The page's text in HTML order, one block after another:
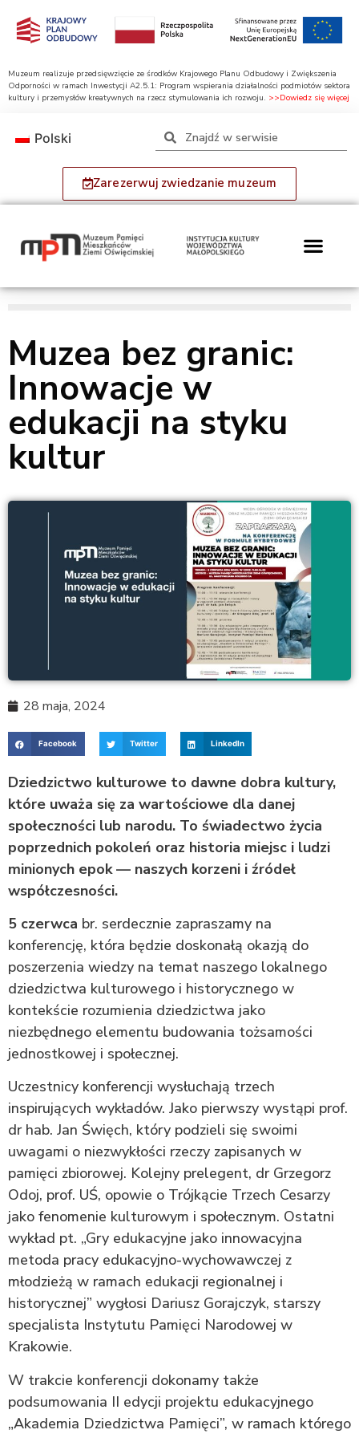
Muzeum realizuje przedsięwzięcie ze środków Krajowego Planu Odbudowy i Zwiększenia
Odporności w ramach Inwestycji A2.5.1: Program wspierania działalności podmiotów sektora
kultury i przemysłów kreatywnych na rzecz stymulowania ich rozwoju. >>Dowiedz się więcej
Zarezerwuj zwiedzanie muzeum
Polski
Muzea bez granic:
Innowacje w
edukacji na styku
kultur
28 maja, 2024
Facebook Twitter LinkedIn
Dziedzictwo kulturowe to dawne dobra kultury,
które uważa się za wartościowe dla danej
społeczności lub narodu. To świadectwo życia
poprzednich pokoleń oraz historia miejsc i ludzi
minionych epok — naszych korzeni i źródeł
współczesności.
5 czerwca br. serdecznie zapraszamy na
konferencję, która będzie doskonałą okazją do
poszerzenia wiedzy na temat naszego lokalnego
dziedzictwa kulturowego i historycznego w
kontekście rozumienia dziedzictwa jako
niezbędnego elementu budowania tożsamości
jednostkowej i społecznej.
Uczestnicy konferencji wysłuchają trzech
inspirujących wykładów. Jako pierwszy wystąpi prof.
dr hab. Jan Święch, który podzieli się swoimi
uwagami o niezwykłości rzeczy zapisanych w
pamięci zbiorowej. Kolejny prelegent, dr Grzegorz
Odoj, prof. UŚ, opowie o Trójkącie Trzech Cesarzy
jako fenomenie kulturowym i społecznym. Ostatni
wykład pt. „Gry edukacyjne jako innowacyjna
metoda pracy edukacyjno-wychowawczej z
młodzieżą w ramach edukacji regionalnej i
historycznej” wygłosi Dariusz Gorajczyk, starszy
specjalista Instytutu Pamięci Narodowej w
Krakowie.
W trakcie konferencji dokonamy także
podsumowania II edycji projektu edukacyjnego
„Akademia Dziedzictwa Pamięci”, w ramach którego